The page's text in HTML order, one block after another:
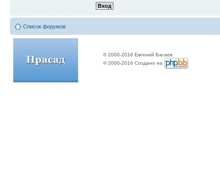
Список форумов
© 2000-2016 Евгений Багаев
© 2000-2016 Создано на